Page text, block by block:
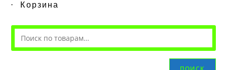
Корзина